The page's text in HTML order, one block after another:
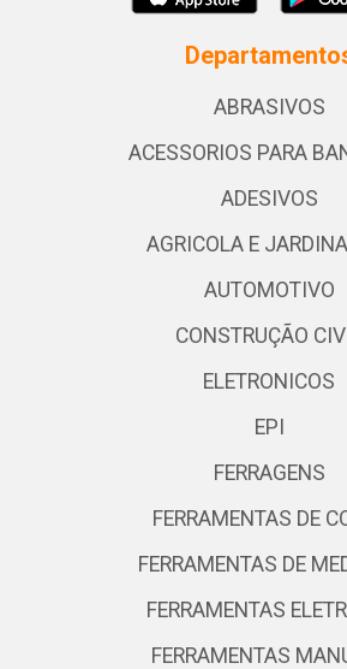
ABRASIVOS
ACESSORIOS PARA
ADESIVOS
AGRICOLA E
AUTOMOTIVO
CONSTRUÇÃO
ELETRONICOS
EPI
FERRAGENS
FERRAMENTAS DE
FERRAMENTAS DE
FERRAMENTAS
FERRAMENTAS